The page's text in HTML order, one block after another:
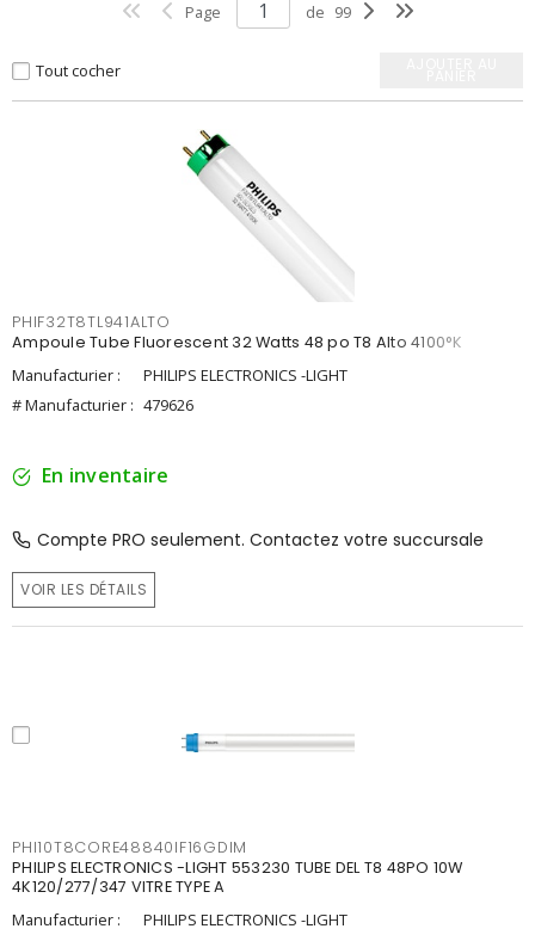
Page de 99
Tout cocher
PHIF32T8TL941ALTO
Ampoule Tube Fluorescent 32 Watts 48 po T8 Alto 4100°K
Manufacturier :
PHILIPS ELECTRONICS -LIGHT
# Manufacturier : 479626
En inventaire
Compte PRO seulement. Contactez votre succursale
VOIR LES DÉTAILS
PHI10T8CORE48840IF16GDIM
PHILIPS ELECTRONICS -LIGHT 553230 TUBE DEL T8 48PO 10W
4K120/277/347 VITRE TYPE A
Manufacturier :
PHILIPS ELECTRONICS -LIGHT